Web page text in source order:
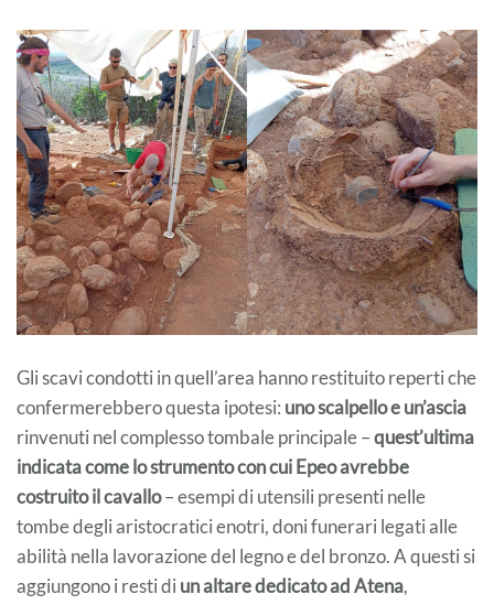
Gli scavi condotti in quell’area hanno restituito reperti che
confermerebbero questa ipotesi: uno scalpelloe un’ascia
rinvenuti nel complesso tombale principale –quest’ultima
indicata come lo strumento con cui Epeo avrebbe
costruito il cavallo– esempi di utensili presenti nelle
tombe degli aristocratici enotri, doni funerari legati alle
abilità nella lavorazione del legno e del bronzo. A questi si
aggiungono i resti di un altare dedicato ad Atena,